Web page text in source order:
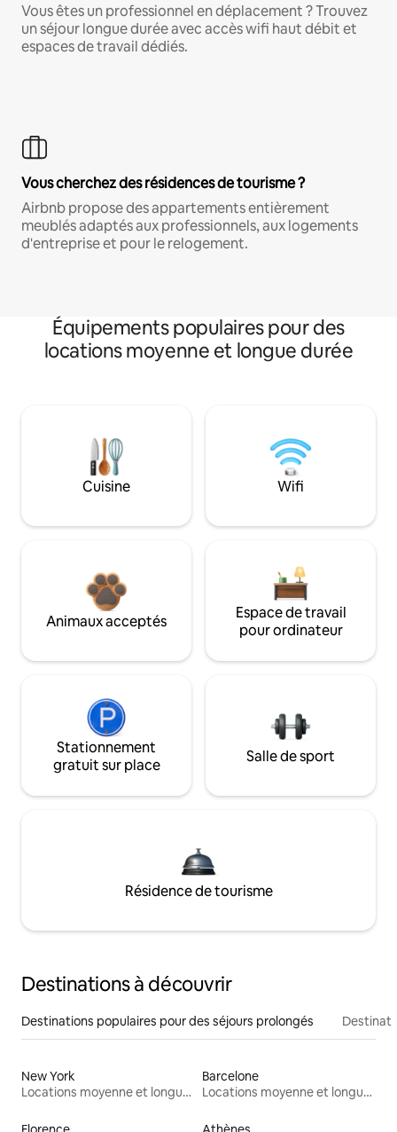
Vous êtes un professionnel en déplacement ? Trouvez
un séjour longue durée avec accès wifi haut débit et
espaces de travail dédiés.
Vous cherchez des résidences de tourisme ?
Airbnb propose des appartements entièrement
meublés adaptés aux professionnels, aux logements
d'entreprise et pour le relogement.
Équipements populaires pour des
locations moyenne et longue durée
Cuisine Wifi
Animaux acceptés
Espace de travail
pour ordinateur
Stationnement
gratuit sur place
Salle de sport
Résidence de tourisme
Destinations à découvrir
Destinations populaires pour des séjours prolongés
New York
Locations moyenne et longue durée
Barcelone
Locations moyenne et longue durée